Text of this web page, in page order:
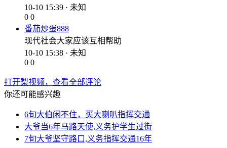
10-10 15:39 · 未知
0 0
番茄炒蛋888
现代社会大家应该互相帮助
10-10 15:38 · 未知
0 0
打开梨视频，查看全部评论
你还可能感兴趣
6旬大伯闲不住，买大喇叭指挥交通
大爷当6年马路天使,义务护学生过街
7旬大爷坚守路口,义务指挥交通16年